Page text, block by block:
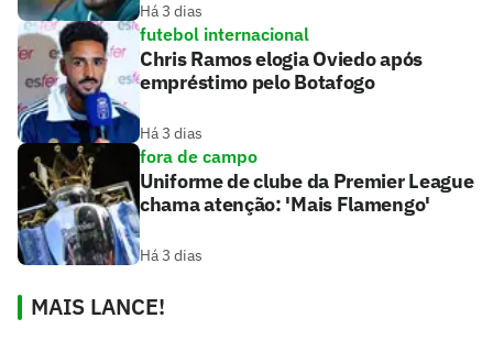
Há 3 dias
futebol internacional
Chris Ramos elogia Oviedo após
empréstimo pelo Botafogo
Há 3 dias
fora de campo
Uniforme de clube da Premier League
chama atenção: 'Mais Flamengo'
Há 3 dias
MAIS LANCE!